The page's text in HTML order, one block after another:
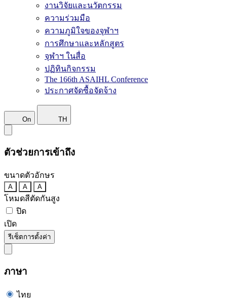
งานวิจัยและนวัตกรรม
ความร่วมมือ
ความภูมิใจของจุฬาฯ
การศึกษาและหลักสูตร
จุฬาฯ ในสื่อ
ปฏิทินกิจกรรม
The 166th ASAIHL Conference
ประกาศจัดซื้อจัดจ้าง
On TH
ตัวช่วยการเข้าถึง
ขนาดตัวอักษร
A A A
โหมดสีตัดกันสูง
ปิด
เปิด
รีเซ็ตการตั้งค่า
ภาษา
ไทย